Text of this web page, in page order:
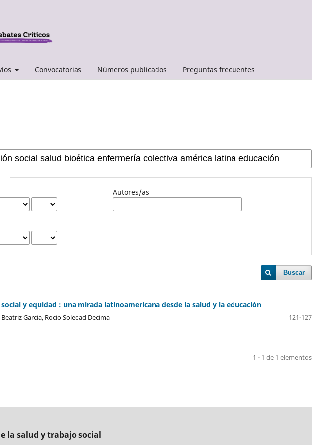
Convocatorias Números publicados Preguntas frecuentes
Autores/as
Buscar
y equidad : una mirada latinoamericana desde la salud y la educación
Garcia, Rocio Soledad Decima
121-127
1 - 1 de 1 elementos
la salud y trabajo social